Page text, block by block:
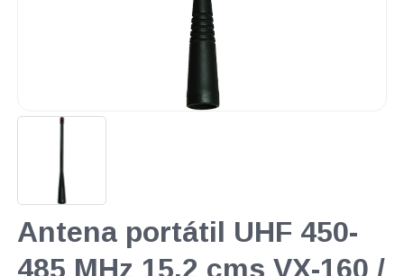
Antena portátil UHF 450-
485 MHz 15.2 cms VX-160 /